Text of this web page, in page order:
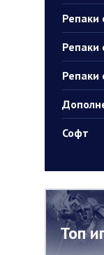
Репаки
Репаки
Репаки
Софт
Топ